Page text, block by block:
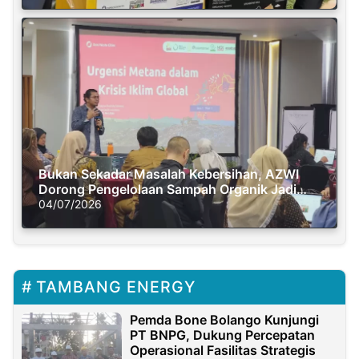
Bukan Sekadar Masalah Kebersihan, AZWI
Dorong Pengelolaan Sampah Organik Jadi
Solusi Krisis Iklim
04/07/2026
TAMBANG ENERGY
Pemda Bone Bolango Kunjungi
PT BNPG, Dukung Percepatan
Operasional Fasilitas Strategis